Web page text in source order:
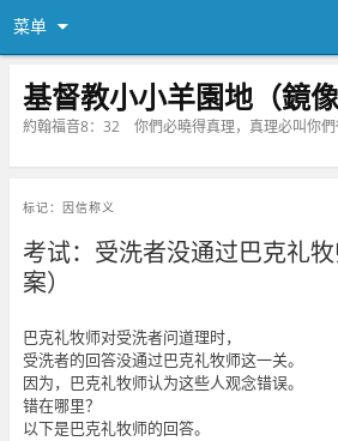
菜单
基督教小小羊園地（鏡像
約翰福音8：32 你們必曉得真理，真理必叫你們
标记： 因信称义
考试：受洗者没通过巴克礼
案）
巴克礼牧师对受洗者问道理时，
受洗者的回答没通过巴克礼牧师这一关。
因为，巴克礼牧师认为这些人观念错误。
错在哪里？
以下是巴克礼牧师的回答。